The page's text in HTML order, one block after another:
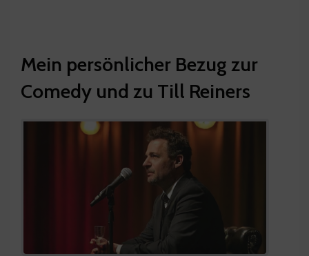
Mein persönlicher Bezug zur
Comedy und zu Till Reiners